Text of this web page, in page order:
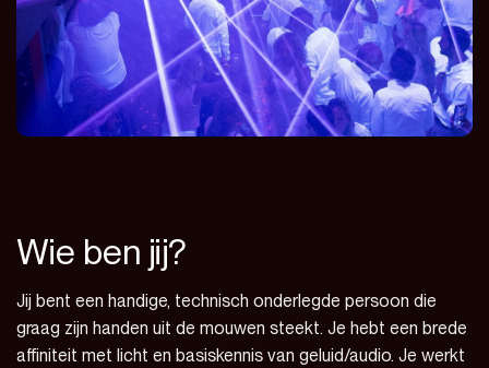
Wie ben jij?
Jij bent een handige, technisch onderlegde persoon die
graag zijn handen uit de mouwen steekt. Je hebt een brede
affiniteit met licht en basiskennis van geluid/audio. Je werkt